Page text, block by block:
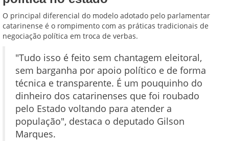
O principal diferencial do modelo adotado pelo parlamentar
catarinense é o rompimento com as práticas tradicionais de
negociação política em troca de verbas.
"Tudo isso é feito sem chantagem eleitoral,
sem barganha por apoio político e de forma
técnica e transparente. É um pouquinho do
dinheiro dos catarinenses que foi roubado
pelo Estado voltando para atender a
população", destaca o deputado Gilson
Marques.